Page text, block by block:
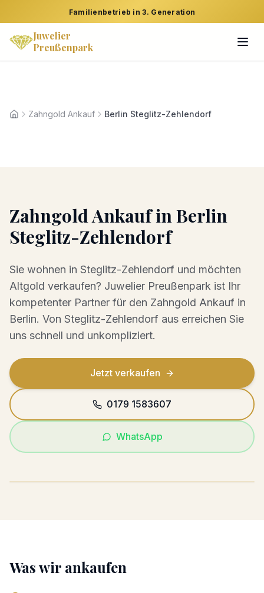
Familienbetrieb in 3. Generation
Juwelier
Preußenpark
StartseiteZahngold Ankauf Berlin Steglitz-Zehlendorf
Zahngold AnkaufinBerlin
Steglitz-Zehlendorf
Sie wohnen in Steglitz-Zehlendorf und möchten
Altgold verkaufen? Juwelier Preußenpark ist Ihr
kompetenter Partner für den Zahngold Ankauf in
Berlin. Von Steglitz-Zehlendorf aus erreichen Sie
uns schnell und unkompliziert.
Jetzt verkaufen
0179 1583607
WhatsApp
Was wir ankaufen